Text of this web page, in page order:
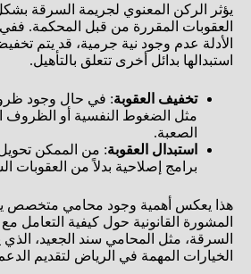
يؤثر الركن المعنوي لجريمة السرقة
العقوبات المقررة من قبل المحكمة.
الأدلة عدم وجود نية جرمية، قد يتم
استبدالها بدائل أخرى تتعلق بالتأهيل.
تخفيف العقوبة: في حال وجود
مثل الضغوط النفسية أو الظروف
الصعبة.
استبدال العقوبة: من الممكن تحويل
برامج إصلاحية بدلاً من العقوبات
هذا يعكس أهمية وجود محامي متخصص
المشورة القانونية حول كيفية التعامل
السرقة، مثل المحامي سند الجعيد، الذي
الخيارات المهمة في الرياض لتقديم